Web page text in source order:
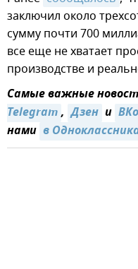
заключил около
сумму почти 700
все еще не хватает
производстве и
Самые важные
Telegram, Дзен и
нами в